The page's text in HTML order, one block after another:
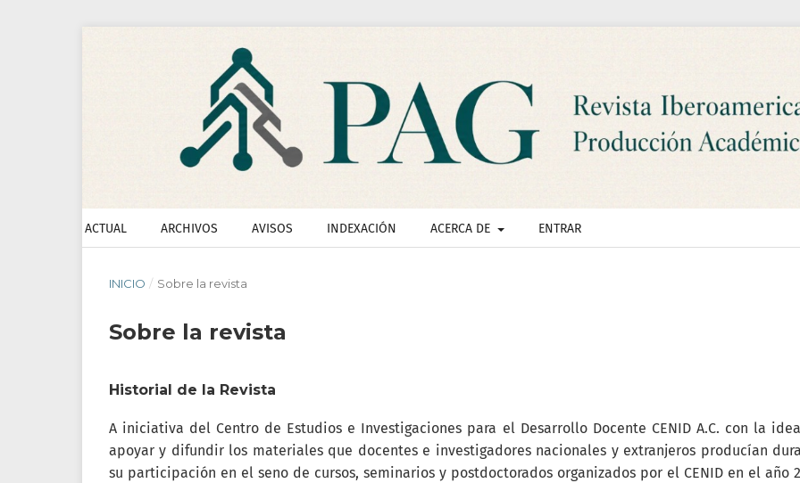
ACTUAL ARCHIVOS AVISOS INDEXACIÓN ACERCA DE ENTRAR
INICIO / Sobre la revista
Sobre la revista
Historial de la Revista
A iniciativa del Centro de Estudios e Investigaciones para el Desarrollo Docente CENID A.C. con la
apoyar y difundir los materiales que docentes e investigadores nacionales y extranjeros producían
su participación en el seno de cursos, seminarios y postdoctorados organizados por el CENID en el año